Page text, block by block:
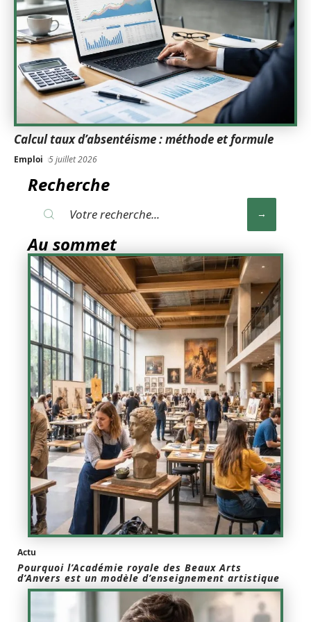
Calcul taux d’absentéisme : méthode et formule
Emploi 5 juillet 2026
Recherche
Au sommet
Actu
Pourquoi l’Académie royale des Beaux Arts
d’Anvers est un modèle d’enseignement artistique